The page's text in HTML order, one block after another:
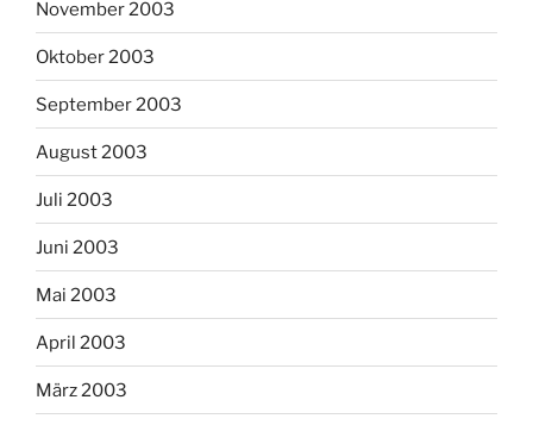
November 2003
Oktober 2003
September 2003
August 2003
Juli 2003
Juni 2003
Mai 2003
April 2003
März 2003